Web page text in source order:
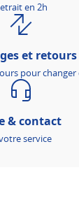
en 2h
et retours
pour changer
& contact
service